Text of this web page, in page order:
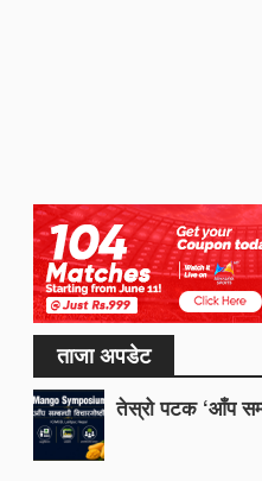
ताजा अपडेट
तेस्रो पटक ‘आँप